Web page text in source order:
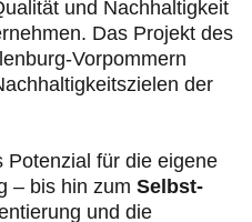
und Nachhaltigkeit
Das Projekt des
Vorpommern
der
Potenzial für die eigene
– bis hin zum Selbst-
und die